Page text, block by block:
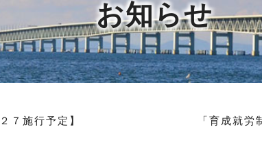
お知らせ
２０２７施行予定】 「育成就労制度」